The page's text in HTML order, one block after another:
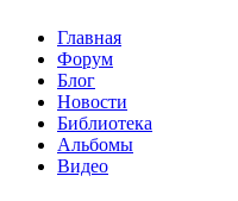
Главная
Форум
Блог
Новости
Библиотека
Альбомы
Видео